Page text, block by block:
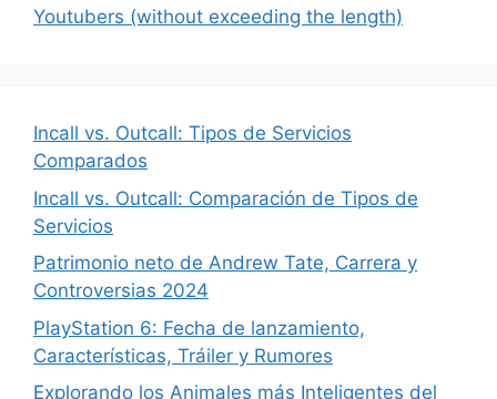
Youtubers (without exceeding the length)
Incall vs. Outcall: Tipos de Servicios
Comparados
Incall vs. Outcall: Comparación de Tipos de
Servicios
Patrimonio neto de Andrew Tate, Carrera y
Controversias 2024
PlayStation 6: Fecha de lanzamiento,
Características, Tráiler y Rumores
Explorando los Animales más Inteligentes del